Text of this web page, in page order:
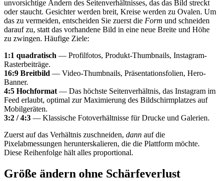
unvorsichtige Ändern des Seitenverhältnisses, das das Bild streckt
oder staucht. Gesichter werden breit, Kreise werden zu Ovalen. Um
das zu vermeiden, entscheiden Sie zuerst die Form und schneiden
darauf zu, statt das vorhandene Bild in eine neue Breite und Höhe
zu zwingen. Häufige Ziele:
1:1 quadratisch — Profilfotos, Produkt-Thumbnails, Instagram-
Rasterbeiträge.
16:9 Breitbild — Video-Thumbnails, Präsentationsfolien, Hero-
Banner.
4:5 Hochformat— Das höchste Seitenverhältnis, das Instagram im
Feed erlaubt, optimal zur Maximierung des Bildschirmplatzes auf
Mobilgeräten.
3:2 / 4:3 — Klassische Fotoverhältnisse für Drucke und Galerien.
Zuerst auf das Verhältnis zuschneiden, dann auf die
Pixelabmessungen herunterskalieren, die die Plattform möchte.
Diese Reihenfolge hält alles proportional.
Größe ändern ohne Schärfeverlust